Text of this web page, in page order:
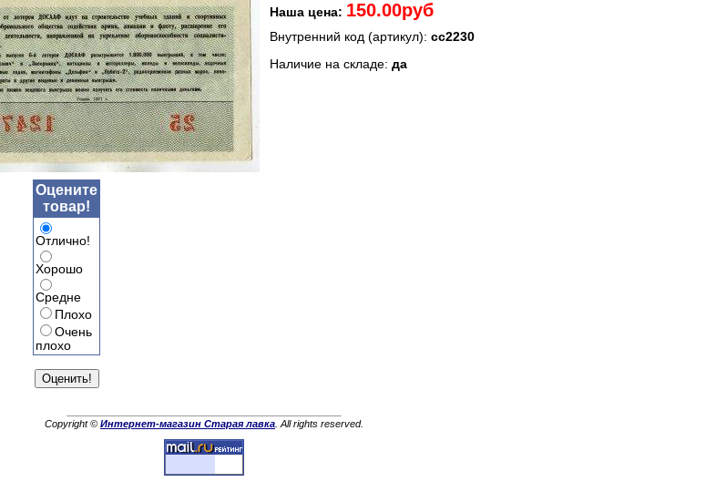
Наша цена: 150.00руб
Внутренний код (артикул): сс2230
Наличие на складе: да
Оцените
товар!
Отлично!
Хорошо
Средне
Плохо
Очень
плохо
Copyright © Интернет-магазин Старая лавка . All rights reserved.